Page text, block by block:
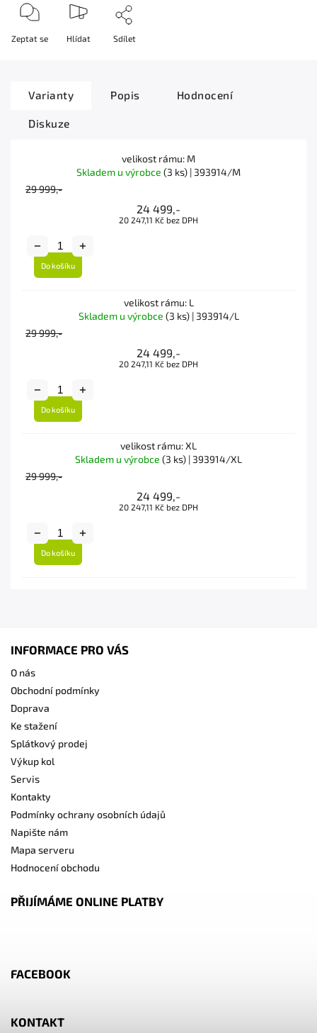
Zeptat se Hlídat Sdílet
Varianty Popis Hodnocení
Diskuze
velikost rámu: M
Skladem u výrobce (3 ks) | 393914/M
29 999,-
24 499,-
20 247,11 Kč bez DPH
Do košíku
velikost rámu: L
Skladem u výrobce (3 ks)| 393914/L
29 999,-
24 499,-
20 247,11 Kč bez DPH
Do košíku
velikost rámu: XL
Skladem u výrobce (3 ks) | 393914/XL
29 999,-
24 499,-
20 247,11 Kč bez DPH
Do košíku
INFORMACE PRO VÁS
O nás
Obchodní podmínky
Doprava
Ke stažení
Splátkový prodej
Výkup kol
Servis
Kontakty
Podmínky ochrany osobních údajů
Napište nám
Mapa serveru
Hodnocení obchodu
PŘIJÍMÁME ONLINE PLATBY
FACEBOOK
KONTAKT